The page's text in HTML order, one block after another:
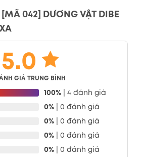
[MÃ 042] DƯƠNG VẬT DIBE
5.0
GIÁ TRUNG BÌNH
100% | 4 đánh giá
0% | 0 đánh giá
0% | 0 đánh giá
0% | 0 đánh giá
0% | 0 đánh giá